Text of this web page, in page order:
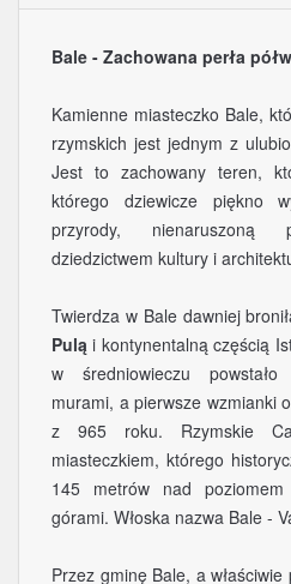
Bale - Zachowana perła
Kamienne miasteczko Bale,
rzymskich jest jednym z
Jest to zachowany teren,
którego dziewicze piękno
przyrody,
dziedzictwem kultury i
Twierdza w Bale dawniej
Pulą i kontynentalną częścią
w średniowieczu powstało
murami, a pierwsze wzmianki
z 965 roku. Rzymskie
miasteczkiem, którego
145 metrów nad
górami. Włoska nazwa Bale -
Przez gminę Bale, a